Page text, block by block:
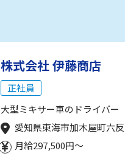
株式会社 伊藤商店
正社員
大型ミキサー車のドライバー
愛知県東海市加木屋町六
月給297,500円～